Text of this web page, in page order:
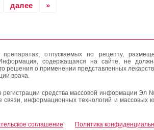
далее »
отпускаемых по рецепту,
содержащаяся на сайте, не
решения о применении представленных
врача.
регистрации средства массовой информации
связи, информационных технологий и массовых
соглашение Политика